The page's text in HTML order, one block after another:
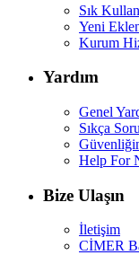
Sık
Yeni
Kurum
Yardım
Genel
Sıkça
Help For
Bize Ulaşın
İletişim
CİMER